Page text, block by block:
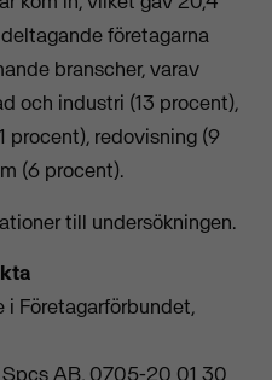
företagarna
branscher, varav
och industri (13 procent),
procent), redovisning (9
(6 procent).
till undersökningen.
i Företagarförbundet,
AB, 0705-20 01 30